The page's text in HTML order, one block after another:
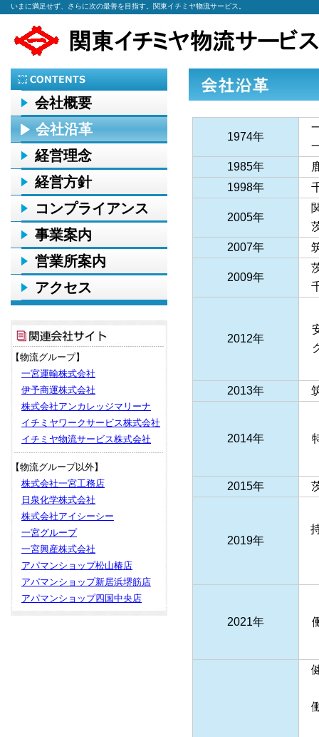
いまに満足せず、さらに次の最善を目指す。関東イチミヤ物流サービス。
会社概要
会社沿革
経営理念
経営方針
コンプライアンス
事業案内
営業所案内
アクセス
【物流グループ】
一宮運輸株式会社
伊予商運株式会社
株式会社アンカレッジマリーナ
イチミヤワークサービス株式会社
イチミヤ物流サービス株式会社
【物流グループ以外】
株式会社一宮工務店
日泉化学株式会社
株式会社アイシーシー
一宮グループ
一宮興産株式会社
アパマンショップ松山椿店
アパマンショップ新居浜堺筋店
アパマンショップ四国中央店
1974年
1985年
1998年
2005年
2007年
2009年
2012年
2013年
2014年
2015年
2019年
2021年